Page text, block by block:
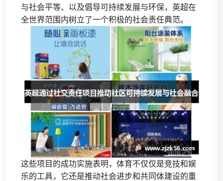
与社会平等、以及倡导可持续发展与环保，英超在
全世界范围内树立了一个积极的社会责任典范。
这些项目的成功实施表明，体育不仅仅是竞技和娱
乐的工具，它还是推动社会进步和共同体建设的重